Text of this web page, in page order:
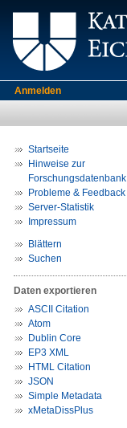
Anmelden
Startseite
Hinweise zur
Forschungsdatenbank
Probleme & Feedback
Server-Statistik
Impressum
Blättern
Suchen
Daten exportieren
ASCII Citation
Atom
Dublin Core
EP3 XML
HTML Citation
JSON
Simple Metadata
xMetaDissPlus